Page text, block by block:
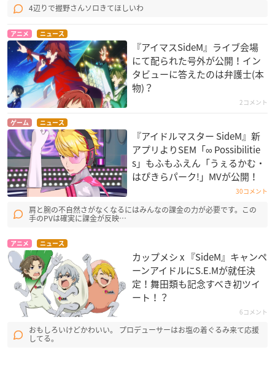
4辺りで握野さんソロきてほしいわ
アニメ ニュース
『アイマスSideM』ライブ会場
にて配られた号外が公開！イン
タビューに答えたのは弁護士(本
物)？
2コメント
ゲーム ニュース
『アイドルマスター SideM』新
アプリよりSEM「∞ Possibilitie
s」もふもふえん「うぇるかむ・
はぴきらパーク!」MVが公開！
30コメント
肩と腕の不自然さがなくなるにはみんなの課金の力が必要です。この
手のPVは確実に課金が反映…
アニメ ニュース
カップメシ x 『SideM』キャンペ
ーンアイドルにS.E.Mが就任決
定！舞田類も記念すべき初ツイ
ート！？
6コメント
おもしろいけどかわいい。 プロデューサーはお塩の着ぐるみ来て応援
してる。